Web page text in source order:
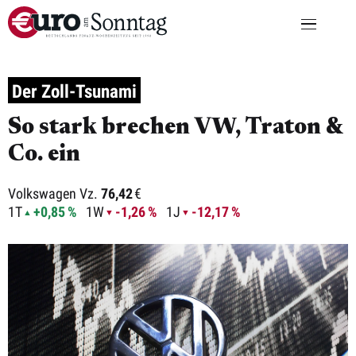
Der Zoll-Tsunami
So stark brechen VW, Traton &
Co. ein
Volkswagen Vz. 76,42€
1T
+0,85 % 1W -1,26 % 1J -12,17 %